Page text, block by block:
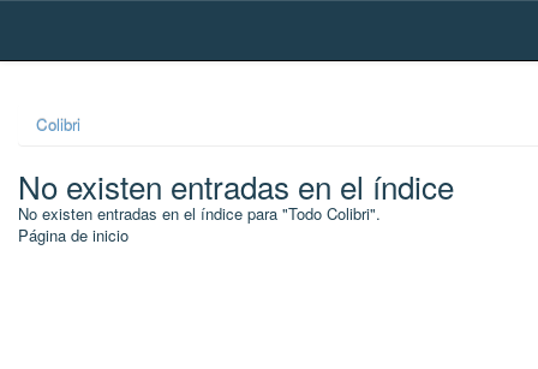
Skip
Colibri
No existen entradas en el índice
No existen entradas en el índice para "Todo Colibri".
Página de inicio